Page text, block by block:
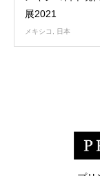
展2021
メキシコ 日本